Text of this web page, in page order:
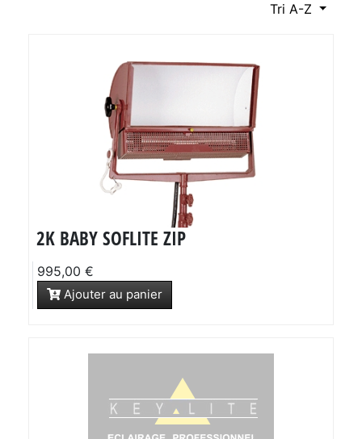
Tri A-Z
2K BABY SOFLITE ZIP
995,00 €
Ajouter au panier